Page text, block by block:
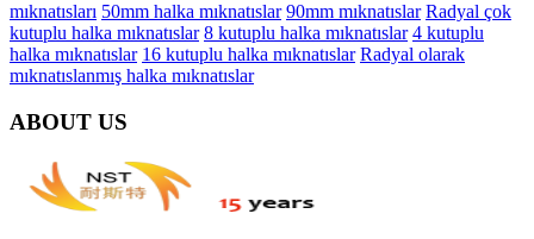
mıknatısları 50mm halka mıknatıslar 90mm mıknatıslar Radyal çok
kutuplu halka mıknatıslar 8 kutuplu halka mıknatıslar 4 kutuplu
halka mıknatıslar 16 kutuplu halka mıknatıslar Radyal olarak
mıknatıslanmış halka mıknatıslar
ABOUT US